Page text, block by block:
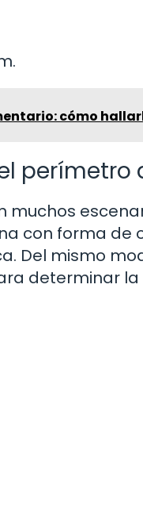
cómo
perímetro
con forma de
Del mismo
determinar